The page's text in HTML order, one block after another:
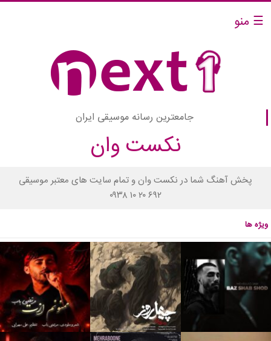
☰ منو
جامعترین رسانه موسیقی ایران
نکست وان
پخش آهنگ شما در نکست وان و تمام سایت های معتبر موسیقی
۰۹۳۸ ۱۰ ۲۰ ۶۹۲
ویژه ها